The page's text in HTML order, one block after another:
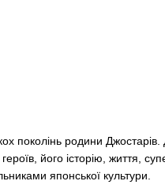
поколінь родини
його історію, життя,
японської культури.